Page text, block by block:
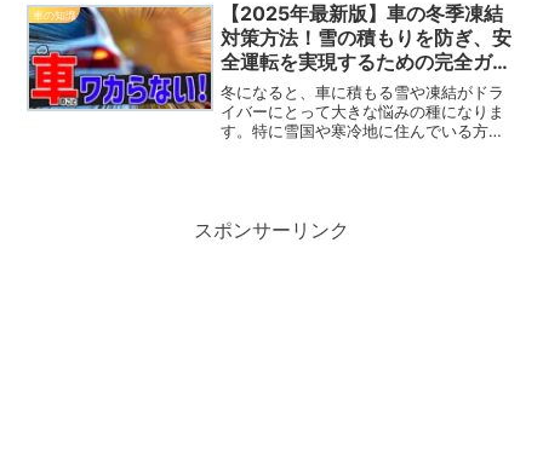
して、均等に磨耗させる作業のこと。こ
れを行わないと、タイヤの...
車の知識
【2025年最新版】車の冬季凍結
対策方法！雪の積もりを防ぎ、安
全運転を実現するための完全ガイ
ド
冬になると、車に積もる雪や凍結がドラ
イバーにとって大きな悩みの種になりま
す。特に雪国や寒冷地に住んでいる方に
スポンサーリンク